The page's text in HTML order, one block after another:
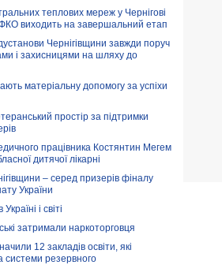
теплових мереж у Чернігові
виходить на завершальний етап
Чернігівщини завжди поруч
і захисницями на шляху до
матеріальну допомогу за успіхи
простір за підтримки
працівника Костянтин Мегем
дитячої лікарні
– серед призерів фіналу
України
і світі
затримали наркоторговця
12 закладів освіти, які
резервного